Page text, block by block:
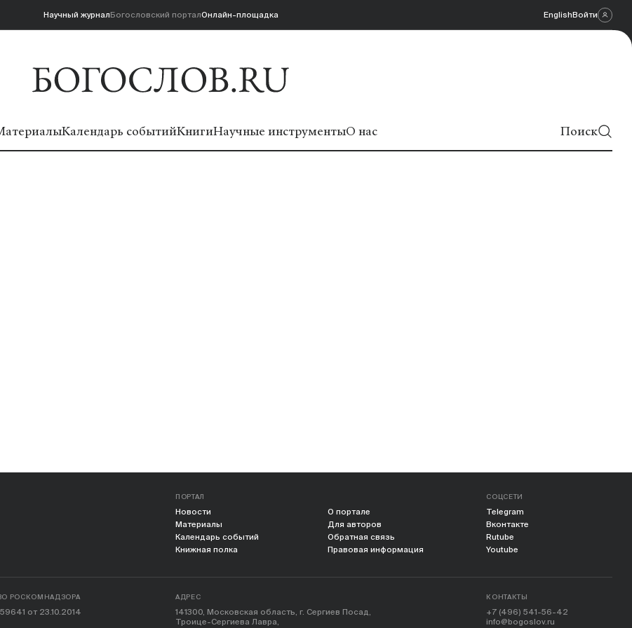
Научный журналБогословский порталОнлайн-площадка EnglishВойти
Календарь событийКнигиНаучные инструментыО нас Поиск
ПОРТАЛ
Новости
Материалы
Календарь событий
Книжная полка
О портале
Для авторов
Обратная связь
Правовая информация
СОЦСЕТИ
Telegram
Вконтакте
Rutube
Youtube
РОСКОМНАДЗОРА
от 23.10.2014
АДРЕС
141300, Московская область, г. Сергиев Посад,
Троице-Сергиева Лавра,
КОНТАКТЫ
+7 (496) 541-56-42
info@bogoslov.ru